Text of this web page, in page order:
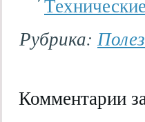
Рубрика:
Комментарии